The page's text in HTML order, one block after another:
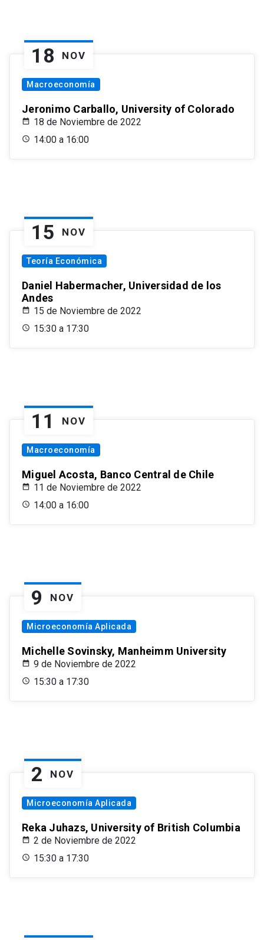
18 NOV
Macroeconomía
Jeronimo Carballo, University of Colorado
18 de Noviembre de 2022
14:00 a 16:00
15 NOV
Teoría Económica
Daniel Habermacher, Universidad de los
Andes
15 de Noviembre de 2022
15:30 a 17:30
11 NOV
Macroeconomía
Miguel Acosta, Banco Central de Chile
11 de Noviembre de 2022
14:00 a 16:00
9 NOV
Microeconomía Aplicada
Michelle Sovinsky, Manheimm University
9 de Noviembre de 2022
15:30 a 17:30
2 NOV
Microeconomía Aplicada
Reka Juhazs, University of British Columbia
2 de Noviembre de 2022
15:30 a 17:30